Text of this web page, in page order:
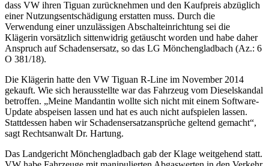
dass VW ihren Tiguan zurücknehmen und den Kaufpreis abzüglich
einer Nutzungsentschädigung erstatten muss. Durch die
Verwendung einer unzulässigen Abschalteinrichtung sei die
Klägerin vorsätzlich sittenwidrig getäuscht worden und habe daher
Anspruch auf Schadensersatz, so das LG Mönchengladbach (Az.: 6
O 381/18).
Die Klägerin hatte den VW Tiguan R-Line im November 2014
gekauft. Wie sich herausstellte war das Fahrzeug vom Dieselskandal
betroffen. „Meine Mandantin wollte sich nicht mit einem Software-
Update abspeisen lassen und hat es auch nicht aufspielen lassen.
Stattdessen haben wir Schadensersatzansprüche geltend gemacht“,
sagt Rechtsanwalt Dr. Hartung.
Das Landgericht Mönchengladbach gab der Klage weitgehend statt.